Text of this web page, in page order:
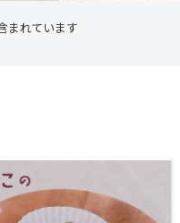
まれています